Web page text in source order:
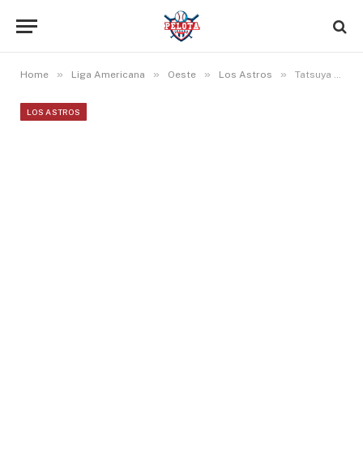
Home » Liga Americana » Oeste » Los Astros » Tatsuya Imai implosiona y Yordan Álvarez estira su slump en derrota de Astros.
LOS ASTROS